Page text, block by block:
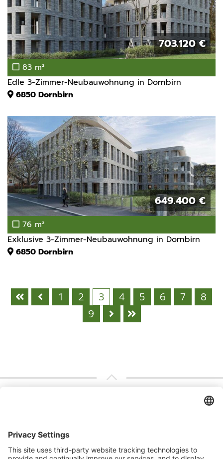
703.120 €
83 m²
Edle 3-Zimmer-Neubauwohnung in Dornbirn
6850 Dornbirn
649.400 €
76 m²
Exklusive 3-Zimmer-Neubauwohnung in Dornbirn
6850 Dornbirn
1 2 3 4 5 6 7
8
9
Melden Sie sich heute kostenlos an und werden